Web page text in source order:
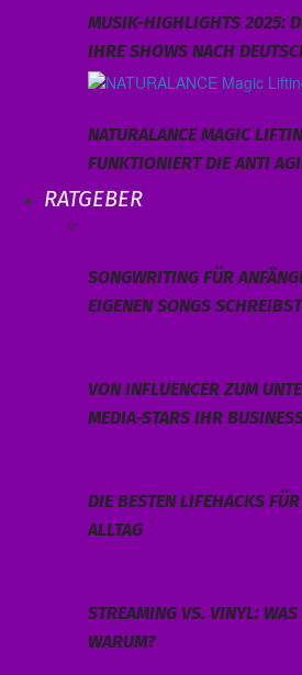
MUSIK-HIGHLIGHTS 2025:
IHRE SHOWS NACH
NATURALANCE MAGIC
FUNKTIONIERT DIE ANTI
RATGEBER
SONGWRITING FÜR
EIGENEN SONGS SCHREIBST
VON INFLUENCER ZUM
MEDIA-STARS IHR
DIE BESTEN LIFEHACKS
ALLTAG
STREAMING VS. VINYL:
WARUM?